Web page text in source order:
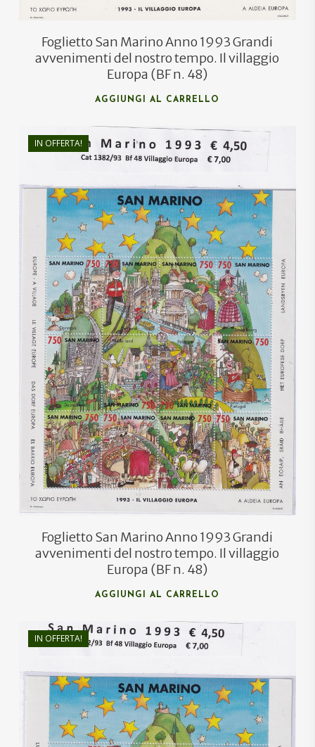
Foglietto San Marino Anno 1993 Grandi
avvenimenti del nostro tempo. Il villaggio
Europa (BF n. 48)
AGGIUNGI AL CARRELLO
IN OFFERTA!
€7,00
€4,20
Foglietto San Marino Anno 1993 Grandi
avvenimenti del nostro tempo. Il villaggio
Europa (BF n. 48)
AGGIUNGI AL CARRELLO
IN OFFERTA!